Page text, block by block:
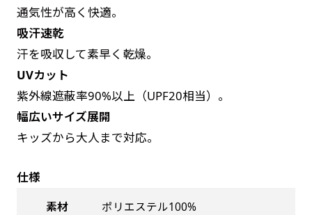
通気性が高く快適。
吸汗速乾
汗を吸収して素早く乾燥。
UVカット
紫外線遮蔽率90%以上（UPF20相当）。
幅広いサイズ展開
キッズから大人まで対応。
仕様
素材 ポリエステル100%